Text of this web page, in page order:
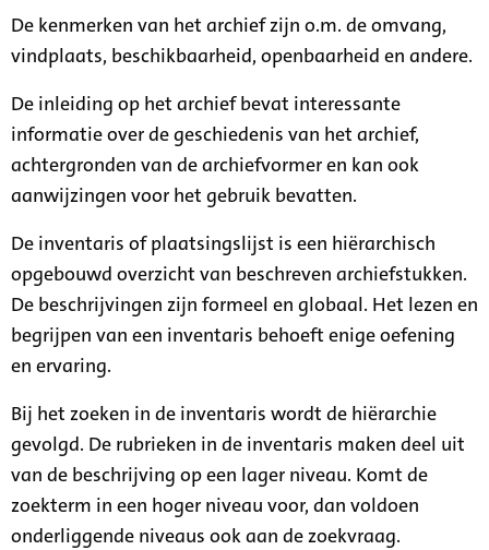
De kenmerken van het archief zijn o.m. de omvang,
vindplaats, beschikbaarheid, openbaarheid en andere.
De inleiding op het archief bevat interessante
informatie over de geschiedenis van het archief,
achtergronden van de archiefvormer en kan ook
aanwijzingen voor het gebruik bevatten.
De inventaris of plaatsingslijst is een hiërarchisch
opgebouwd overzicht van beschreven archiefstukken.
De beschrijvingen zijn formeel en globaal. Het lezen en
begrijpen van een inventaris behoeft enige oefening
en ervaring.
Bij het zoeken in de inventaris wordt de hiërarchie
gevolgd. De rubrieken in de inventaris maken deel uit
van de beschrijving op een lager niveau. Komt de
zoekterm in een hoger niveau voor, dan voldoen
onderliggende niveaus ook aan de zoekvraag.